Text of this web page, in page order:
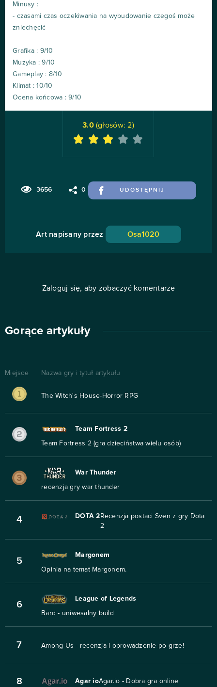
Minusy :
- czasami czas oczekiwania na wybudowanie czegoś może
zniechęcić
Grafika : 9/10
Muzyka : 9/10
Gameplay : 8/10
Klimat : 10/10
Ocena końcowa : 9/10
3656 0 UDOSTĘPNIJ
3.0(głosów:2)
Art napisany przez Osa1020
Zaloguj się, aby zobaczyć komentarze
Gorące artykuły
Miejsce Nazwa gry i tytuł artykułu
The Witch's House-Horror RPG
Team Fortress 2
Team Fortress 2 (gra dzieciństwa wielu osób)
War Thunder
recenzja gry war thunder
4 DOTA 2 Recenzja postaci Sven z gry Dota
2
5
Margonem
Opinia na temat Margonem.
6
League of Legends
Bard - uniwesalny build
7 Among Us - recenzja i oprowadzenie po grze!
8 Agar ioAgar.io - Dobra gra online